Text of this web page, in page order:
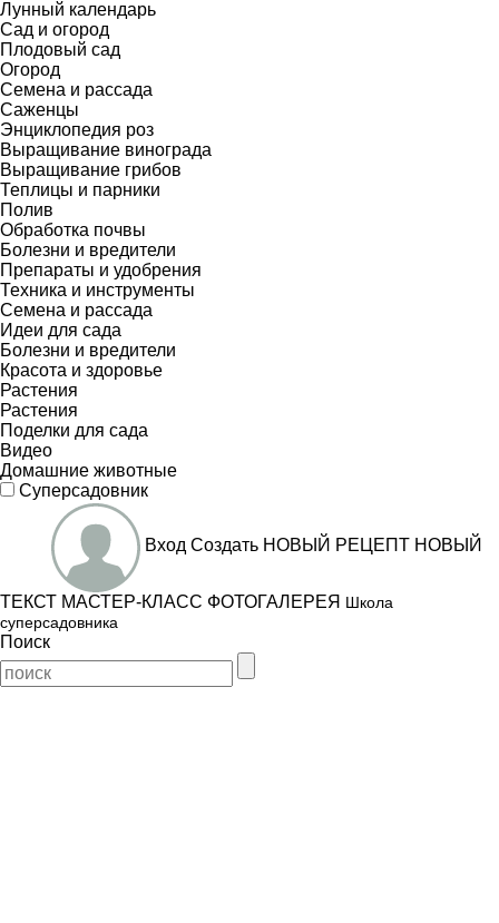
Лунный календарь
Сад и огород
Плодовый сад
Огород
Семена и рассада
Саженцы
Энциклопедия роз
Выращивание винограда
Выращивание грибов
Теплицы и парники
Полив
Обработка почвы
Болезни и вредители
Препараты и удобрения
Техника и инструменты
Семена и рассада
Идеи для сада
Болезни и вредители
Красота и здоровье
Растения
Растения
Поделки для сада
Видео
Домашние животные
Суперсадовник
Вход Создать НОВЫЙ РЕЦЕПТ НОВЫЙ
ТЕКСТ МАСТЕР-КЛАСС ФОТОГАЛЕРЕЯ Школа
суперсадовника
Поиск